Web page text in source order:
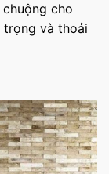
cho
trọng và thoải